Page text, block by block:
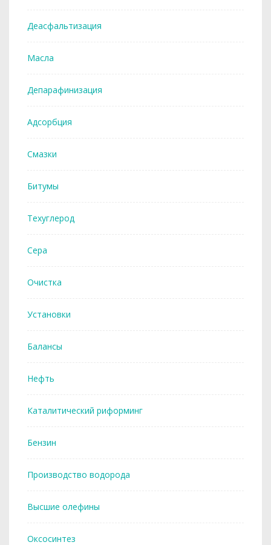
Деасфальтизация
Масла
Депарафинизация
Адсорбция
Смазки
Битумы
Техуглерод
Сера
Очистка
Установки
Балансы
Нефть
Каталитический риформинг
Бензин
Производство водорода
Высшие олефины
Оксосинтез